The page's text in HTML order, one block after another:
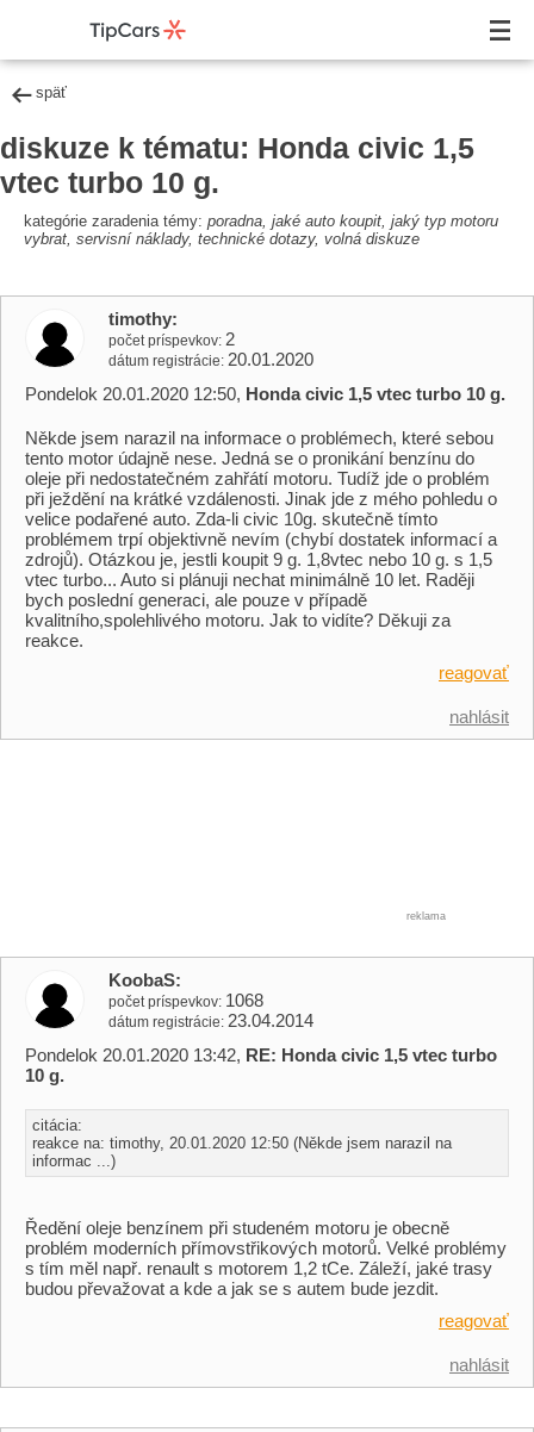
späť
diskuze k tématu: Honda civic 1,5
vtec turbo 10 g.
kategórie zaradenia témy: poradna, jaké auto koupit, jaký typ motoru
vybrat, servisní náklady, technické dotazy, volná diskuze
timothy
počet príspevkov 2
dátum registrácie 20.01.2020
Pondelok 20.01.2020 12:50, Honda civic 1,5 vtec turbo 10 g.
Někde jsem narazil na informace o problémech, které sebou
tento motor údajně nese. Jedná se o pronikání benzínu do
oleje při nedostatečném zahřátí motoru. Tudíž jde o problém
při ježdění na krátké vzdálenosti. Jinak jde z mého pohledu o
velice podařené auto. Zda-li civic 10g. skutečně tímto
problémem trpí objektivně nevím (chybí dostatek informací a
zdrojů). Otázkou je, jestli koupit 9 g. 1,8vtec nebo 10 g. s 1,5
vtec turbo... Auto si plánuji nechat minimálně 10 let. Raději
bych poslední generaci, ale pouze v případě
kvalitního,spolehlivého motoru. Jak to vidíte? Děkuji za
reakce.
reagovať
nahlásit
reklama
KoobaS
počet príspevkov 1068
dátum registrácie 23.04.2014
Pondelok 20.01.2020 13:42, RE: Honda civic 1,5 vtec turbo
10 g.
citácia:
reakce na: timothy, 20.01.2020 12:50 (Někde jsem narazil na
informac ...)
Ředění oleje benzínem při studeném motoru je obecně
problém moderních přímovstřikových motorů. Velké problémy
s tím měl např. renault s motorem 1,2 tCe. Záleží, jaké trasy
budou převažovat a kde a jak se s autem bude jezdit.
reagovať
nahlásit